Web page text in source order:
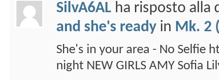
SilvA6AL ha risposto alla
and she's ready in Mk. 2
She's in your area - No Selfie
night NEW GIRLS AMY Sofia